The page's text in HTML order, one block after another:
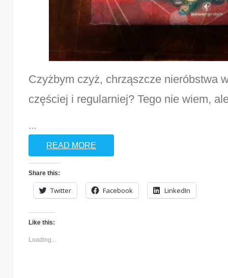
Czyżbym czyż, chrząszcze nieróbstwa
częściej i regularniej? Tego nie wiem,
…
READ MORE
Share this:
Twitter Facebook LinkedIn
Like this:
Loading...